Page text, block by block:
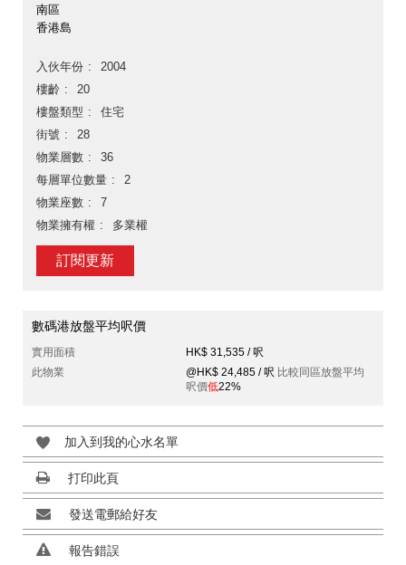
南區
香港島
入伙年份
2004
樓齡
20
樓盤類型
住宅
街號
28
物業層數
36
每層單位數量
2
物業座數
7
物業擁有權
多業權
訂閱更新
數碼港放盤平均呎價
實用面積
HK$ 31,535 / 呎
此物業
@HK$ 24,485 / 呎 比較同區放盤平均
呎價低22%
加入到我的心水名單
打印此頁
發送電郵給好友
報告錯誤